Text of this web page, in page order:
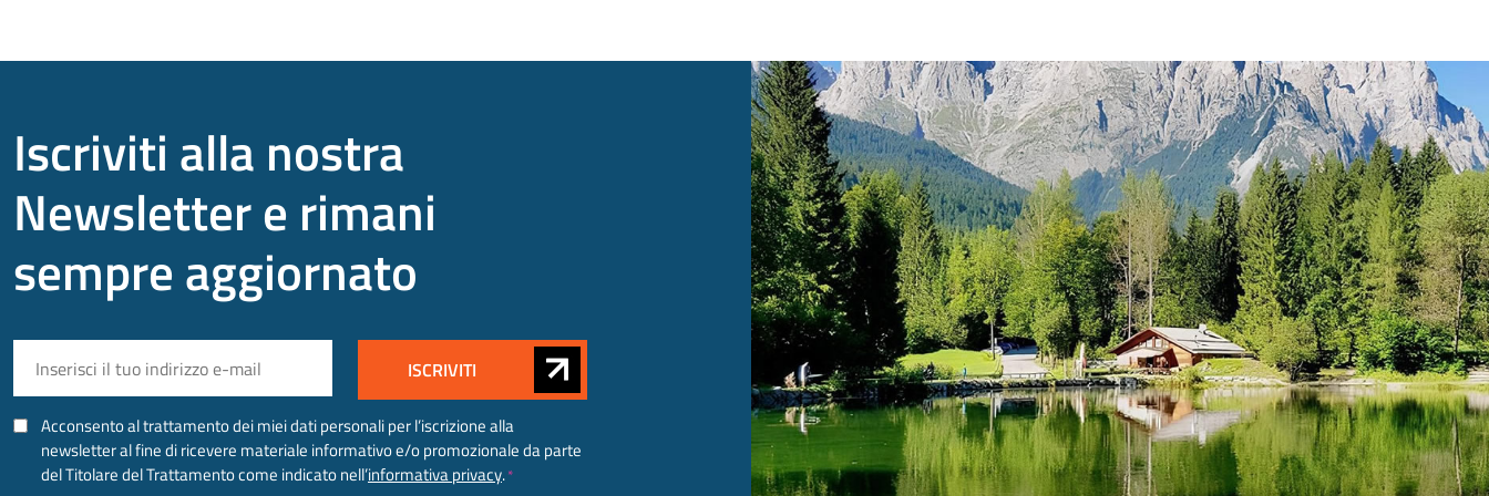
Iscriviti alla nostra
Newsletter e rimani
sempre aggiornato
CONSENSO
Acconsento al trattamento dei miei dati personali per l’iscrizione alla
newsletter al fine di ricevere materiale informativo e/o promozionale da parte
del Titolare del Trattamento come indicato nell’informativa privacy.*